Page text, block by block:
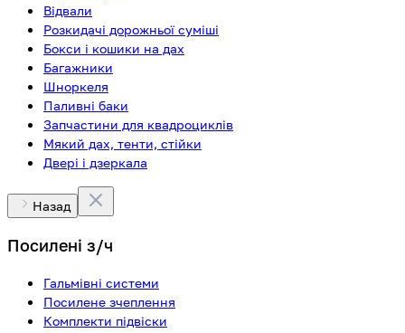
Відвали
Розкидачі дорожньої суміші
Бокси і кошики на дах
Багажники
Шноркеля
Паливні баки
Запчастини для квадроциклів
Мякий дах, тенти, стійки
Двері і дзеркала
Назад
Посилені з/ч
Гальмівні системи
Посилене зчеплення
Комплекти підвіски